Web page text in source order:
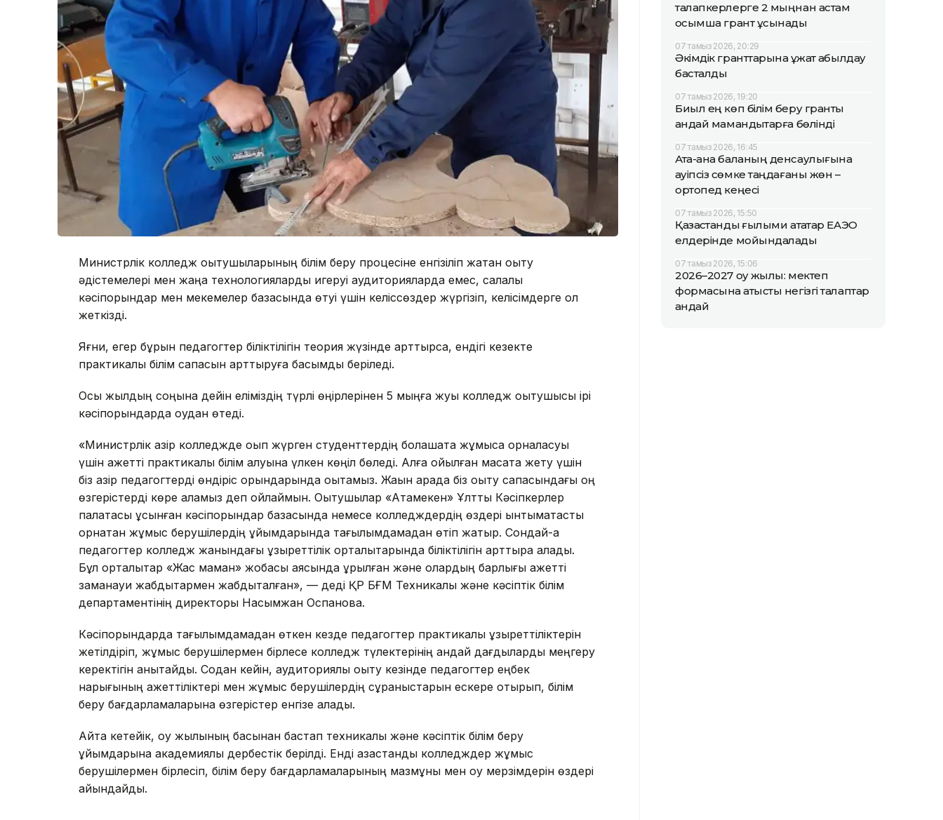
Министрлік колледж оқытушыларының білім беру процесіне енгізіліп жатқан оқыту
әдістемелері мен жаңа технологияларды игеруі аудиторияларда емес, салалық
кәсіпорындар мен мекемелер базасында өтуі үшін келіссөздер жүргізіп, келісімдерге қол
жеткізді.
Яғни, егер бұрын педагогтер біліктілігін теория жүзінде арттырса, ендігі кезекте
практикалық білім сапасын арттыруға басымдық беріледі.
Осы жылдың соңына дейін еліміздің түрлі өңірлерінен 5 мыңға жуық колледж оқытушысы ірі
кәсіпорындарда оқудан өтеді.
«Министрлік қазір колледжде оқып жүрген студенттердің болашақта жұмысқа орналасуы
үшін қажетті практикалық білім алуына үлкен көңіл бөледі. Алға қойылған мақсатқа жету үшін
біз қазір педагогтерді өндіріс орындарында оқытамыз. Жақын арада біз оқыту сапасындағы оң
өзгерістерді көре аламыз деп ойлаймын. Оқытушылар «Атамекен» Ұлттық Кәсіпкерлер
палатасы ұсынған кәсіпорындар базасында немесе колледждердің өздері ынтымақтастық
орнатқан жұмыс берушілердің ұйымдарында тағылымдамадан өтіп жатыр. Сондай-ақ
педагогтер колледж жанындағы құзыреттілік орталықтарында біліктілігін арттыра алады.
Бұл орталықтар «Жас маман» жобасы аясында құрылған және олардың барлығы қажетті
заманауи жабдықтармен жабдықталған», — деді ҚР БҒМ Техникалық және кәсіптік білім
департаментінің директоры Насымжан Оспанова.
Кәсіпорындарда тағылымдамадан өткен кезде педагогтер практикалық құзыреттіліктерін
жетілдіріп, жұмыс берушілермен бірлесе колледж түлектерінің қандай дағдыларды меңгеру
керектігін анықтайды. Содан кейін, аудиториялық оқыту кезінде педагогтер еңбек
нарығының қажеттіліктері мен жұмыс берушілердің сұраныстарын ескере отырып, білім
беру бағдарламаларына өзгерістер енгізе алады.
Айта кетейік, оқу жылының басынан бастап техникалық және кәсіптік білім беру
ұйымдарына академиялық дербестік берілді. Енді қазақстандық колледждер жұмыс
берушілермен бірлесіп, білім беру бағдарламаларының мазмұны мен оқу мерзімдерін өздері
айқындайды.
талапкерлерге 2 мыңнан астам
қосымша грант ұсынады
07 тамыз 2026, 20:29
Әкімдік гранттарына құжат қабылдау
басталды
07 тамыз 2026, 19:20
Биыл ең көп білім беру гранты
қандай мамандықтарға бөлінді
07 тамыз 2026, 16:45
Ата-ана баланың денсаулығына
қауіпсіз сөмке таңдағаны жөн –
ортопед кеңесі
07 тамыз 2026, 15:50
Қазақстандық ғылыми атақтар ЕАЭО
елдерінде мойындалады
07 тамыз 2026, 15:06
2026–2027 оқу жылы: мектеп
формасына қатысты негізгі талаптар
қандай